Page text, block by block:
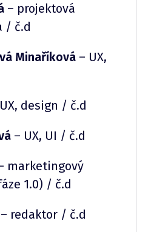
– projektová
/ č.d
Minaříková – UX,
design / č.d
– UX, UI / č.d
marketingový
1.0) / č.d
– redaktor / č.d